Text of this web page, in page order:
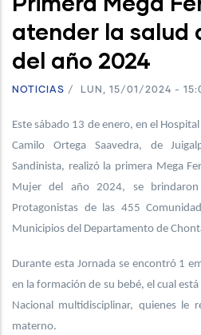
atender la salud
del año 2024
NOTICIAS / LUN, 15/01/2024 -
Este sábado 13 de enero, en el
Camilo Ortega Saavedra, de
Sandinista, realizó la primera Mega
Mujer del año 2024, se
Protagonistas de las 455
Municipios del Departamento de
Durante esta Jornada se encontró 1
en la formación de su bebé, el cual
Nacional multidisciplinar, quienes le
materno.